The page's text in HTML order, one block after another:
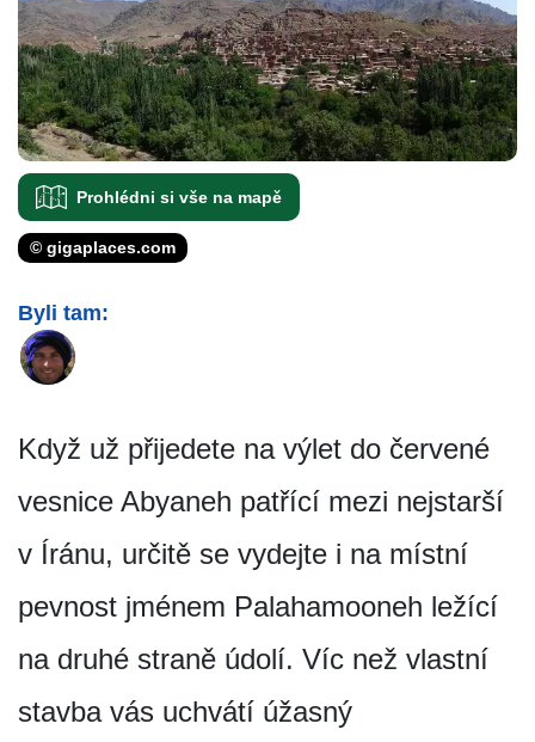
Prohlédni si vše na mapě
© gigaplaces.com
Byli tam:
Když už přijedete na výlet do červené
vesnice Abyaneh patřící mezi nejstarší
v Íránu, určitě se vydejte i na místní
pevnost jménem Palahamooneh ležící
na druhé straně údolí. Víc než vlastní
stavba vás uchvátí úžasný